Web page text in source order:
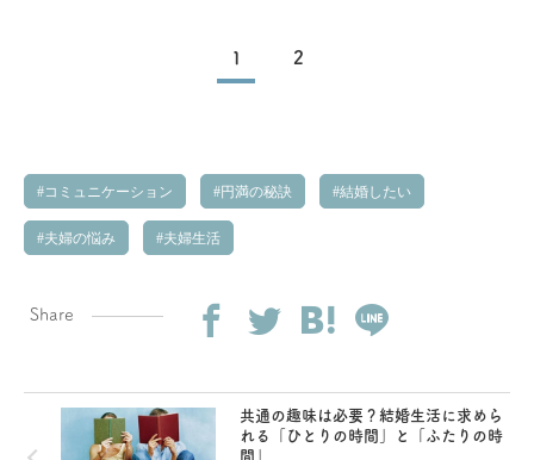
1 2
コミュニケーション 円満の秘訣 結婚したい
夫婦の悩み 夫婦生活
Share
共通の趣味は必要？結婚生活に求めら
れる「ひとりの時間」と「ふたりの時
間」